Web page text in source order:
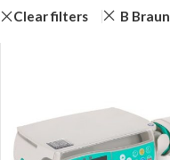
Clear filters B Braun